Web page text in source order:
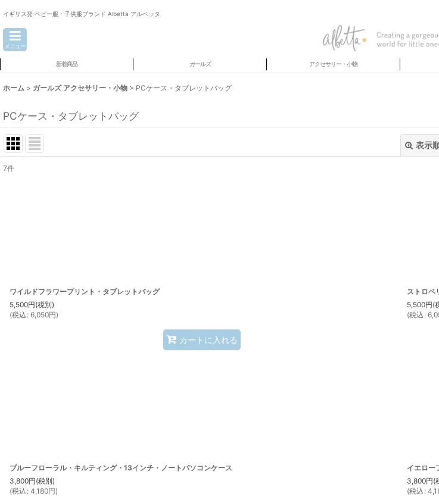
イギリス発 ベビー服・子供服ブランド Albetta アルベッタ
メニュー
新着商品 ガールズ アクセサリー・小物
ホーム > ガールズ アクセサリー・小物 > PCケース・タブレットバッグ
PCケース・タブレットバッグ
表示
7件
ワイルドフラワープリント・タブレットバッグ
5,500円(税別)
(税込 : 6,050円)
カートに入れる
ストロベ
5,500円(
(税込 :
ブルーフローラル・キルティング・13インチ・ノートパソコンケース
3,800円(税別)
(税込 : 4,180円)
イエロー
3,800円(
(税込 :